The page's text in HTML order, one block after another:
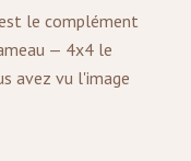
le complément
— 4x4 le
avez vu l'image